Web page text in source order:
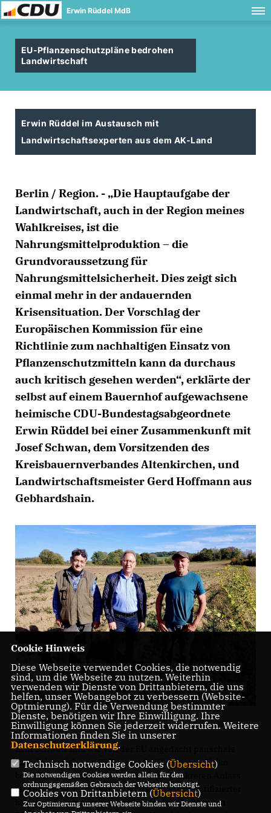
Erwin Rüddel MdB
EU-Pflanzenschutzpläne bedrohen
Landwirtschaft
Erwin Rüddel im Austausch mit
Landwirtschaftsexperten aus dem AK-Land
Berlin / Region. - „Die Hauptaufgabe der
Landwirtschaft, auch in der Region meines
Wahlkreises, ist die
Nahrungsmittelproduktion – die
Grundvoraussetzung für
Nahrungsmittelsicherheit. Dies zeigt sich
einmal mehr in der andauernden
Krisensituation. Der Vorschlag der
Europäischen Kommission für eine
Richtlinie zum nachhaltigen Einsatz von
Pflanzenschutzmitteln kann da durchaus
auch kritisch gesehen werden“, erklärte der
selbst auf einem Bauernhof aufgewachsene
heimische CDU-Bundestagsabgeordnete
Erwin Rüddel bei einer Zusammenkunft mit
Josef Schwan, dem Vorsitzenden des
Kreisbauernverbandes Altenkirchen, und
Landwirtschaftsmeister Gerd Hoffmann aus
Gebhardshain.
Laut Schwan sind wie von der EU angedacht pauschale
Reduktionsziele von 50 Prozent für Menge und Risiko
betreffend Pflanzenschutzmittel ohne konkreten Anlass
fachlich nicht vertretbar, „zumal sich kein quantifizierter
kausaler Zusammenhang zwischen dem Einsatz von
Cookie Hinweis
Diese Webseite verwendet Cookies, die notwendig
sind, um die Webseite zu nutzen. Weiterhin
verwenden wir Dienste von Drittanbietern, die uns
helfen, unser Webangebot zu verbessern (Website-
Optmierung). Für die Verwendung bestimmter
Dienste, benötigen wir Ihre Einwilligung. Ihre
Einwilligung können Sie jederzeit widerrufen. Weitere
Informationen finden Sie in unserer
Datenschutzerklärung.
Technisch notwendige Cookies (Übersicht)
Die notwendigen Cookies werden allein für den
ordnungsgemäßen Gebrauch der Webseite benötigt.
Cookies von Drittanbietern (Übersicht)
Zur Optimierung unserer Webseite binden wir Dienste und